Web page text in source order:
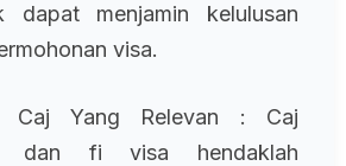
dapat menjamin kelulusan
visa.
Yang Relevan : Caj
dan fi visa hendaklah